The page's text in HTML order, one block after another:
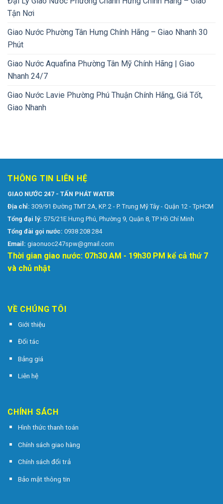
Tận Nơi
Giao Nước Phường Tân Hưng Chính Hãng – Giao Nhanh 30
Phút
Giao Nước Aquafina Phường Tân Mỹ Chính Hãng | Giao
Nhanh 24/7
Giao Nước Lavie Phường Phú Thuận Chính Hãng, Giá Tốt,
Giao Nhanh
THÔNG TIN LIÊN HỆ
GIAO NƯỚC 247 - TẤN PHÁT WATER
Địa chỉ: 309/91 Đường TMT 2A, KP. 2 - P. Trung Mỹ Tây - Quận 12 - TpHCM
Tổng đại lý: 575/21E Hưng Phú, Phường 9, Quận 8, TP Hồ Chí Minh
Tổng đài gọi nước: 0938 208 284
Email: giaonuoc247spw@gmail.com
Thời gian giao nước: 07h30 AM - 19h30 PM kể cả thứ 7
và chủ nhật
VỀ CHÚNG TÔI
Giới thiệu
Đối tác
Bảng giá
Liên hệ
CHÍNH SÁCH
Hình thức thanh toán
Chính sách giao hàng
Chính sách đổi trả
Bảo mật thông tin